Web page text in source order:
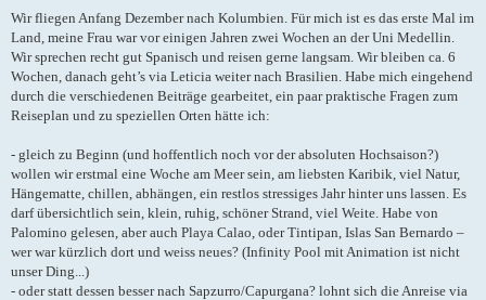
a
Wir fliegen Anfang Dezember nach Kolumbien. Für mich ist es das erste Mal im
Land, meine Frau war vor einigen Jahren zwei Wochen an der Uni Medellin.
Wir sprechen recht gut Spanisch und reisen gerne langsam. Wir bleiben ca. 6
Wochen, danach geht’s via Leticia weiter nach Brasilien. Habe mich eingehend
durch die verschiedenen Beiträge gearbeitet, ein paar praktische Fragen zum
Reiseplan und zu speziellen Orten hätte ich:
- gleich zu Beginn (und hoffentlich noch vor der absoluten Hochsaison?)
wollen wir erstmal eine Woche am Meer sein, am liebsten Karibik, viel Natur,
Hängematte, chillen, abhängen, ein restlos stressiges Jahr hinter uns lassen. Es
darf übersichtlich sein, klein, ruhig, schöner Strand, viel Weite. Habe von
Palomino gelesen, aber auch Playa Calao, oder Tintipan, Islas San Bernardo –
wer war kürzlich dort und weiss neues? (Infinity Pool mit Animation ist nicht
unser Ding...)
- oder statt dessen besser nach Sapzurro/Capurgana? lohnt sich die Anreise via